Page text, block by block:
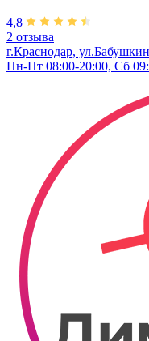
4,8
2 отзыва
г.Краснодар,
Пн-Пт 08:00-20:00, Сб